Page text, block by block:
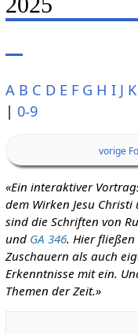
A B C D E F G H I J K
| 0-9
vorige
«Ein interaktiver
dem Wirken Jesu
sind die Schriften von
und GA 346. Hier
Zuschauern als auch
Erkenntnisse mit ein.
Themen der Zeit.»